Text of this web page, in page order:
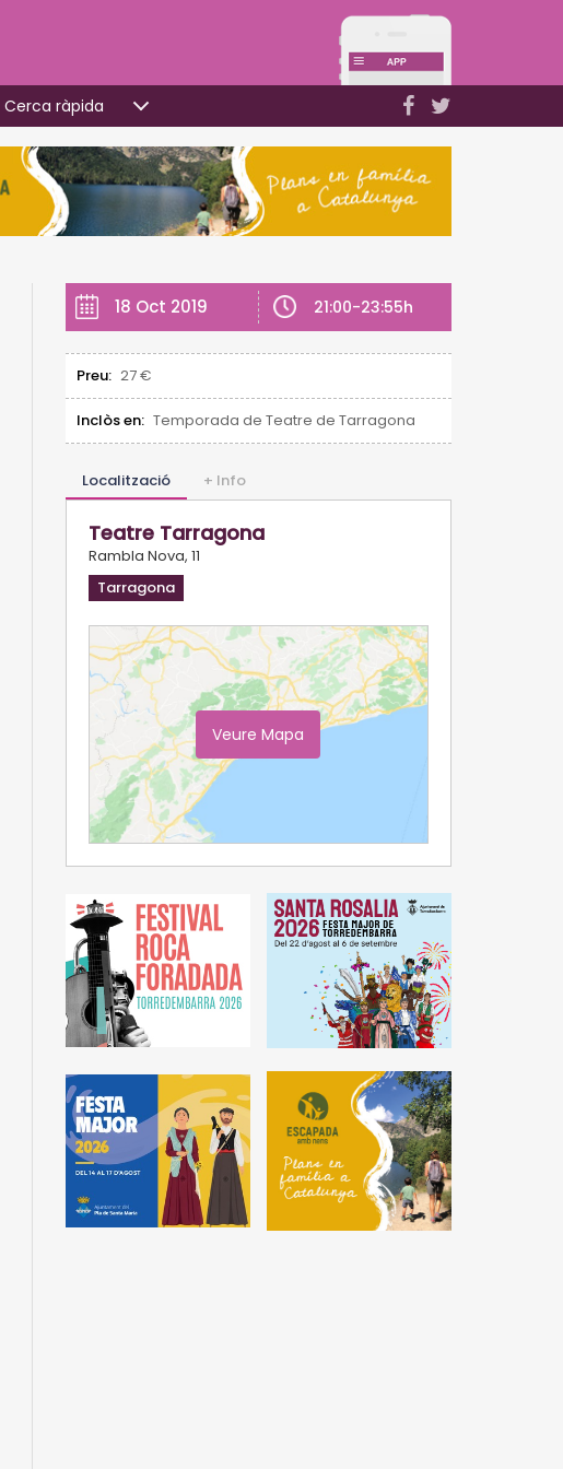
Cerca ràpida
18 Oct 2019 21:00-23:55h
Preu: 27 €
Inclòs en: Temporada de Teatre de Tarragona
Localització + Info
Teatre Tarragona
Rambla Nova, 11
Tarragona
Veure Mapa